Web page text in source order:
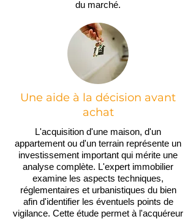
du marché.
Une aide à la décision avant
achat
L'acquisition d'une maison, d'un
appartement ou d'un terrain représente un
investissement important qui mérite une
analyse complète. L'expert immobilier
examine les aspects techniques,
réglementaires et urbanistiques du bien
afin d'identifier les éventuels points de
vigilance. Cette étude permet à l'acquéreur